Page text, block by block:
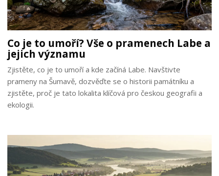
Co je to umoří? Vše o pramenech Labe a
jejich významu
Zjistěte, co je to umoří a kde začíná Labe. Navštivte
prameny na Šumavě, dozvěďte se o historii památníku a
zjistěte, proč je tato lokalita klíčová pro českou geografii a
ekologii.